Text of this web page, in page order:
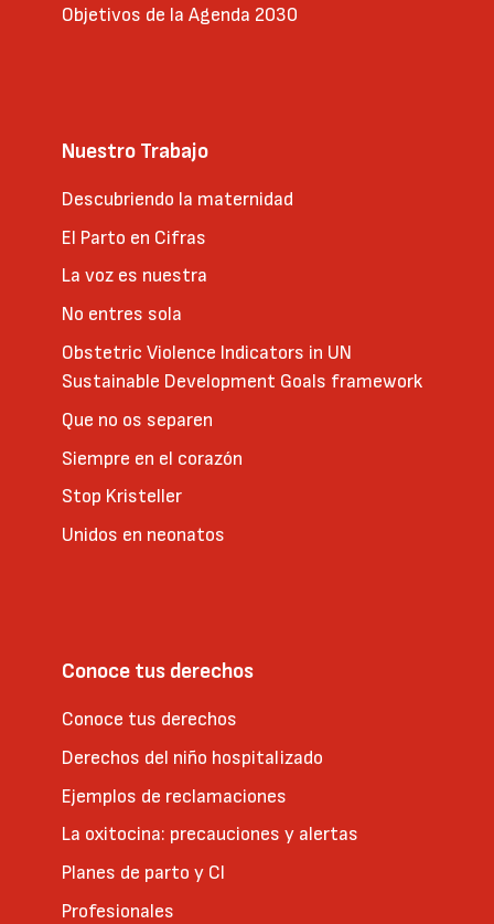
Objetivos de la Agenda 2030
Nuestro Trabajo
Descubriendo la maternidad
El Parto en Cifras
La voz es nuestra
No entres sola
Obstetric Violence Indicators in UN
Sustainable Development Goals framework
Que no os separen
Siempre en el corazón
Stop Kristeller
Unidos en neonatos
Conoce tus derechos
Conoce tus derechos
Derechos del niño hospitalizado
Ejemplos de reclamaciones
La oxitocina: precauciones y alertas
Planes de parto y CI
Profesionales